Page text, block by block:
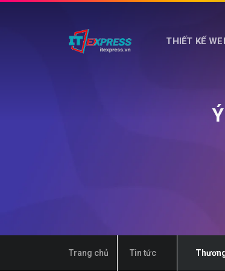
THIẾT KẾ
MÁY CHỦ PHỔ
Trang chủ Tin tức